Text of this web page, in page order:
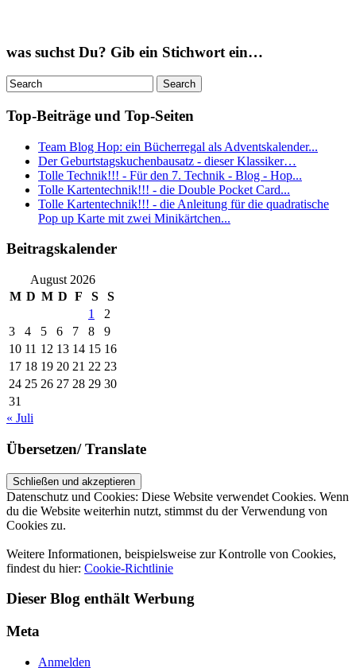
was suchst Du? Gib ein Stichwort ein…
Top-Beiträge und Top-Seiten
Team Blog Hop: ein Bücherregal als Adventskalender...
Der Geburtstagskuchenbausatz - dieser Klassiker…
Tolle Technik!!! - Für den 7. Technik - Blog - Hop...
Tolle Kartentechnik!!! - die Double Pocket Card...
Tolle Kartentechnik!!! - die Anleitung für die quadratische
Pop up Karte mit zwei Minikärtchen...
Beitragskalender
August 2026
M D M D F S
S
1
2
3
4 5 6 7 8
9
10 11 12 13 14 15 16
17 18 19 20 21 22 23
24 25 26 27 28 29 30
31
« Juli
Übersetzen/ Translate
Datenschutz und Cookies: Diese Website verwendet Cookies. Wenn
du die Website weiterhin nutzt, stimmst du der Verwendung von
Cookies zu.
Weitere Informationen, beispielsweise zur Kontrolle von Cookies,
findest du hier: Cookie-Richtlinie
Dieser Blog enthält Werbung
Meta
Anmelden